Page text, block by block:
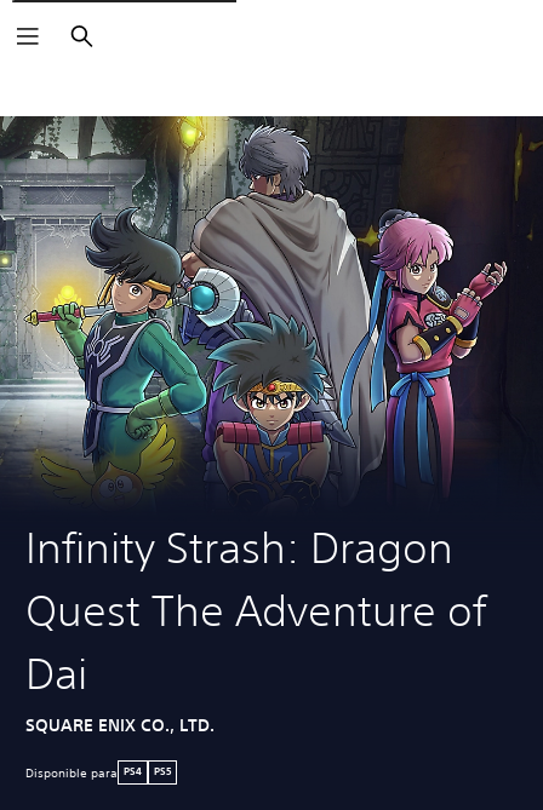
Buscar
Infinity Strash: Dragon
Quest The Adventure of
Dai
SQUARE ENIX CO., LTD.
Disponible para PS4 PS5